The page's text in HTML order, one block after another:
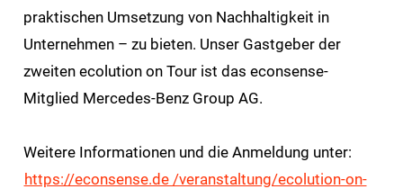
praktischen Umsetzung von Nachhaltigkeit in
Unternehmen – zu bieten. Unser Gastgeber der
zweiten ecolution on Tour ist das econsense-
Mitglied Mercedes-Benz Group AG.
Weitere Informationen und die Anmeldung unter:
https://econsense.de /veranstaltung/ecolution-on-